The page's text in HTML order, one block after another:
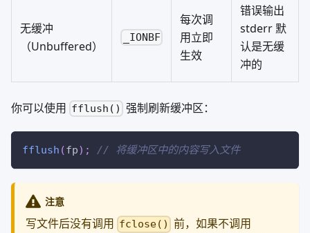
无缓冲
（Unbuffered）
_IONBF
每次调
用立即
生效
错误输出
stderr 默
认是无缓
冲的
你可以使用 fflush() 强制刷新缓冲区：
fflush (fp) ; // 将缓冲区中的内容写入文件
注意
写文件后没有调用 fclose() 前，如果不调用